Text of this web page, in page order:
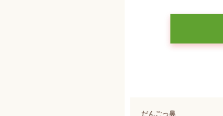
だんごっ鼻